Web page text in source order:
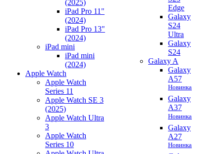
(2025)
iPad Pro 11"
(2024)
iPad Pro 13"
(2024)
iPad mini
iPad mini
(2024)
Apple Watch
Apple Watch
Series 11
Apple Watch SE 3
(2025)
Apple Watch Ultra
3
Apple Watch
Series 10
Edge
Galaxy
S24
Ultra
Galaxy
S24
Galaxy A
Galaxy
A57
Новинка
Galaxy
A37
Новинка
Galaxy
A27
Новинка